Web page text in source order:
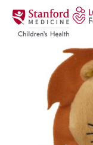
콘텐츠로 건너뛰기